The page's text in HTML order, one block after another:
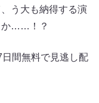
う大も納得する演
か……！？
間無料で見逃し配